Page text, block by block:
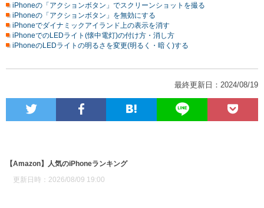
iPhoneの「アクションボタン」でスクリーンショットを撮る
iPhoneの「アクションボタン」を無効にする
iPhoneでダイナミックアイランド上の表示を消す
iPhoneでのLEDライト(懐中電灯)の付け方・消し方
iPhoneのLEDライトの明るさを変更(明るく・暗く)する
最終更新日：2024/08/19
【Amazon】人気のiPhoneランキング
更新日時：2026/08/09 19:00